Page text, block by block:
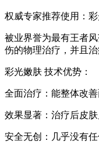
权威专家推荐使用：
被业界誉为最有王者
伤的物理治疗，并且
彩光嫩肤 技术优势：
全面治疗：能整体改
效果显著：治疗后皮
安全无创：几乎没有